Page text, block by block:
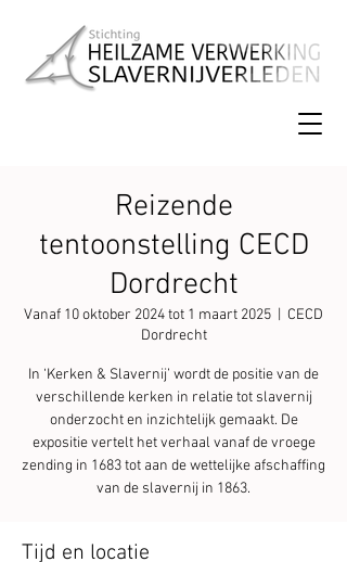
Reizende
tentoonstelling CECD
Dordrecht
Vanaf 10 oktober 2024 tot 1 maart 2025
CECD
Dordrecht
In ‘Kerken & Slavernij’ wordt de positie van de
verschillende kerken in relatie tot slavernij
onderzocht en inzichtelijk gemaakt. De
expositie vertelt het verhaal vanaf de vroege
zending in 1683 tot aan de wettelijke afschaffing
van de slavernij in 1863.
Tijd en locatie